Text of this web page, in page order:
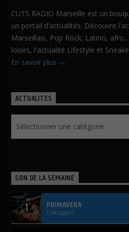
CUTS RADIO Marseille est un
un portail d’actualités. Découvre
Marseillais, Pop Rock, Latino,
loisirs, l'actualité Lifestyle et
En savoir plus
ACTUALITÉS
SON DE LA SEMAINE
1 PRIMAVERA
Eskoppo